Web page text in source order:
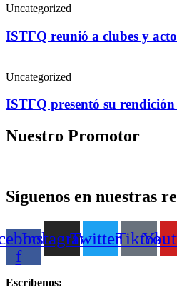
Uncategorized
ISTFQ reunió a clubes y
Uncategorized
ISTFQ presentó su
Nuestro Promotor
Síguenos en nuestras
f
InstagramTwitterTiktok
Escríbenos: